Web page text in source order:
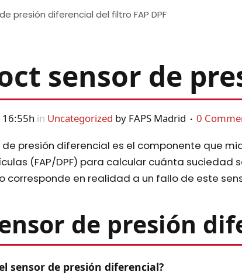
sensor de
16:55h in Uncategorized by FAPS Madrid 0
de presión diferencial es el componente que
(FAP/DPF) para calcular cuánta suciedad
corresponde en realidad a un fallo de este
de presión
sensor de presión diferencial?